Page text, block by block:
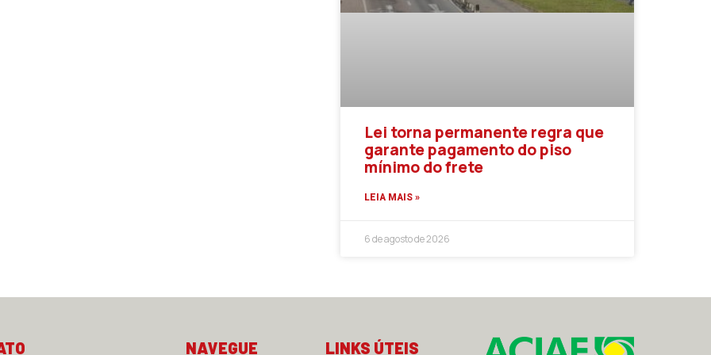
Lei torna permanente regra que
garante pagamento do piso
mínimo do frete
LEIA MAIS »
6 de agosto de 2026
NAVEGUE LINKS ÚTEIS